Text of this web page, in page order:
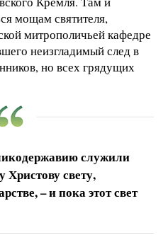
мощам святителя,
митрополичьей кафедре
неизгладимый след в
но всех грядущих
служили
Христову свету,
– и пока этот свет